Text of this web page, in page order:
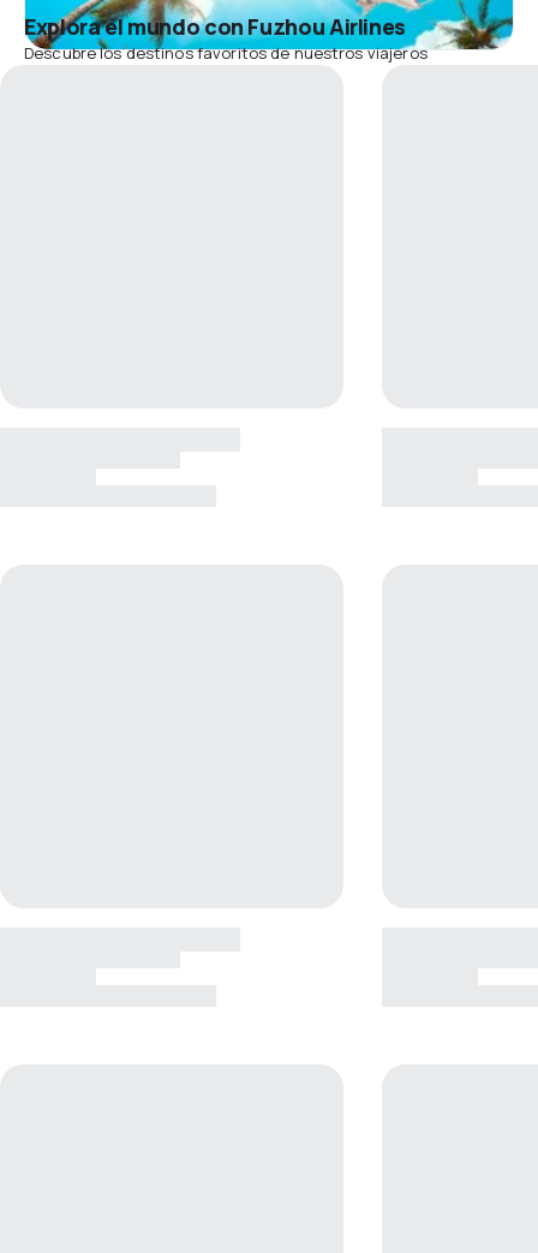
Explora el mundo con Fuzhou Airlines
Descubre los destinos favoritos de nuestros viajeros